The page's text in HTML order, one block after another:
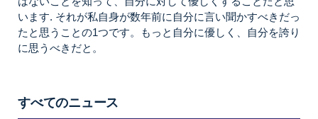
います. それが私自身が数年前に自分に言い聞かすべきだっ
たと思うことの1つです。もっと自分に優しく、自分を誇り
に思うべきだと。
すべてのニュース